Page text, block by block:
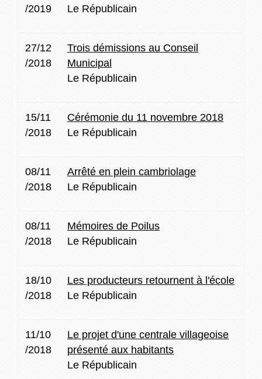
/2019
Le Républicain
27/12
/2018
Trois démissions au Conseil
Municipal
Le Républicain
15/11
/2018
Cérémonie du 11 novembre 2018
Le Républicain
08/11
/2018
Arrêté en plein cambriolage
Le Républicain
08/11
/2018
Mémoires de Poilus
Le Républicain
18/10
/2018
Les producteurs retournent à l'école
Le Républicain
11/10
/2018
Le projet d'une centrale villageoise
présenté aux habitants
Le Républicain